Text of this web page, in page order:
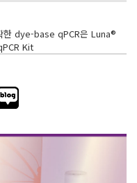
한 dye-base qPCR은 Luna®
Kit